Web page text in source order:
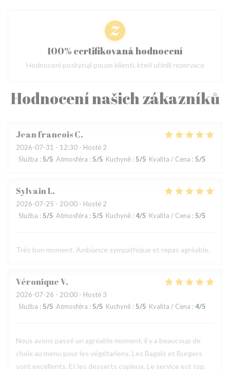
Hodnocení našich zákazníků
Jean francoisC
2026-07-31 - 12:30 - Hosté 2
Služba : 5/5 Atmosféra : 5/5 Kuchyně : 5/5 Kvalita / Cena : 5/5
SylvainL
2026-07-25 - 20:00 - Hosté 2
Služba : 5/5 Atmosféra : 5/5 Kuchyně : 4/5 Kvalita / Cena : 5/5
Très bon moment. Ambiance sympathique et repas agréable.
VéroniqueV
2026-07-26 - 20:00 - Hosté 3
Služba : 5/5 Atmosféra : 5/5 Kuchyně : 5/5 Kvalita / Cena : 4/5
Nous avons passé un agréable moment, il y a beaucoup de
choix au menu pour les végétariens. Les Bagels et Burgers
sont excellents. Et les desserts copieux. Le service est top.
100% certifikovaná hodnocení
Hodnocení poskytují pouze klienti, kteří učinili rezervace